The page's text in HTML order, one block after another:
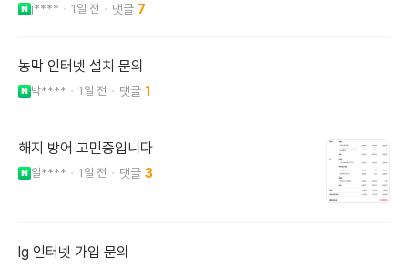
j**** 1일 전 7
농막 인터넷 설치 문의
박**** 1일 전 1
해지 방어 고민중입니다
알**** 1일 전 3
lg 인터넷 가입 문의